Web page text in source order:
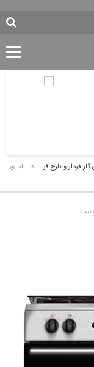
گاز فردار و طرح فر >
اجاق